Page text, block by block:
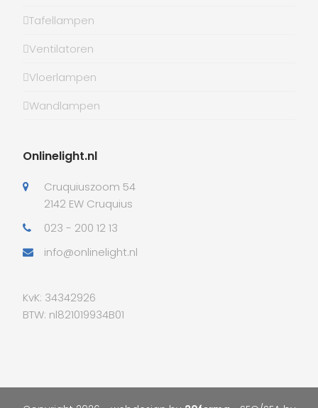
Tafellampen
Ventilatoren
Vloerlampen
Wandlampen
Onlinelight.nl
Cruquiuszoom 54
2142 EW Cruquius
023 - 200 12 13
info@onlinelight.nl
KvK: 34342926
BTW: nl821019934B01